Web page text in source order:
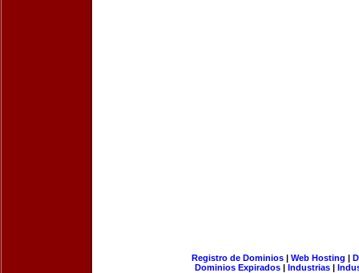
Registro de Dominios| Web Hosting |
Dominios Expirados | Industrias |